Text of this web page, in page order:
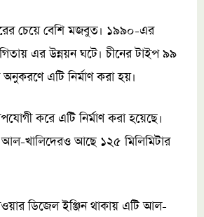
চেয়ে বেশি মজবুত। ১৯৯০-এর
এর উন্নয়ন ঘটে। চীনের টাইপ ৯৯
অনুকরণে এটি নির্মাণ করা হয়।
করে এটি নির্মাণ করা হয়েছে।
খালিদেরও আছে ১২৫ মিলিমিটার
ডিজেল ইঞ্জিন থাকায় এটি আল-